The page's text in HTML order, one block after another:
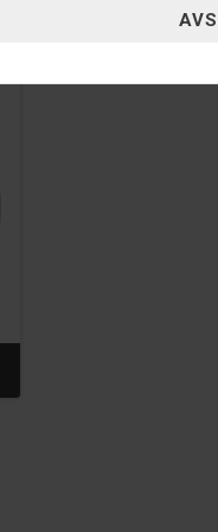
Chevrolet